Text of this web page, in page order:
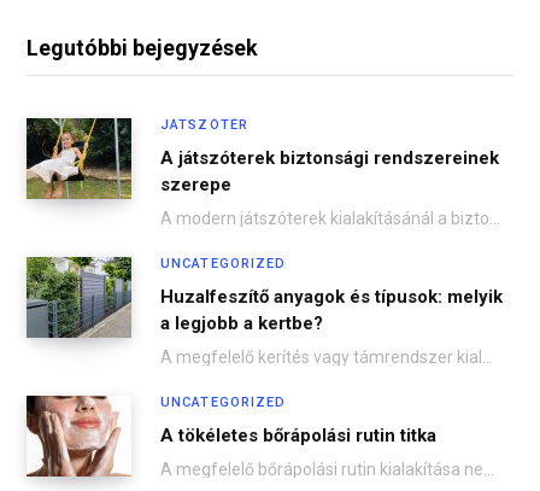
Legutóbbi bejegyzések
JÁTSZÓTÉR
A játszóterek biztonsági rendszereinek
szerepe
UNCATEGORIZED
Huzalfeszítő anyagok és típusok: melyik
a legjobb a kertbe?
UNCATEGORIZED
A tökéletes bőrápolási rutin titka